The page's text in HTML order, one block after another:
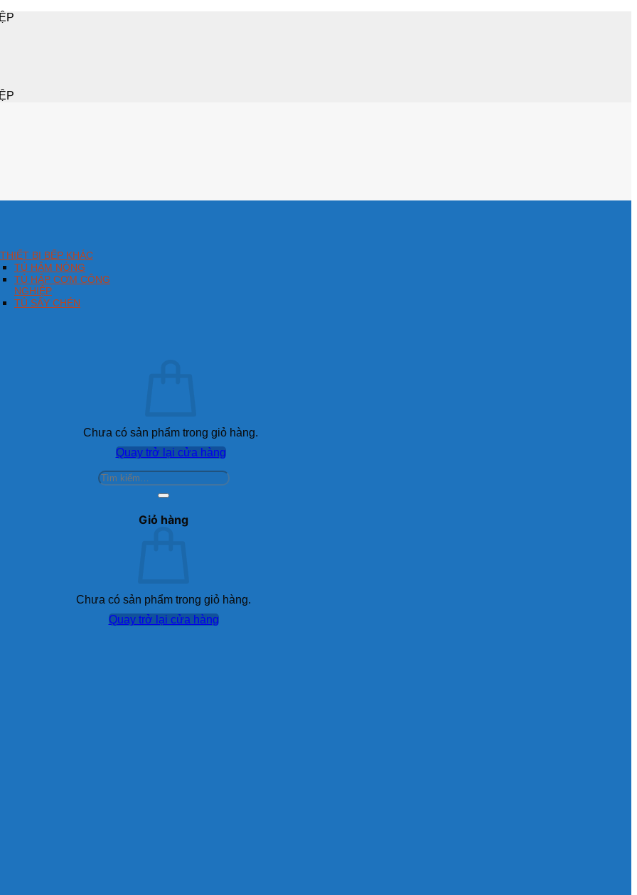
Chưa có sản phẩm trong giỏ hàng.
Quay trở lại cửa hàng
Tìm
kiếm:
Giỏ hàng
Chưa có sản phẩm trong giỏ hàng.
Quay trở lại cửa hàng
THIẾT BỊ BẾP KHÁC
TỦ HÂM NÓNG
TỦ HẤP CƠM CÔNG
NGHIỆP
TỦ SẤY CHÉN